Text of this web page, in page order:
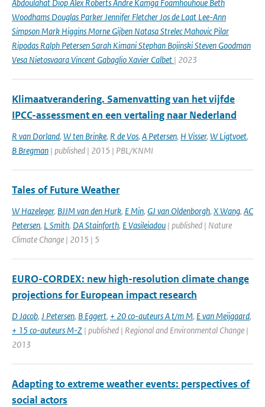
Abdoulahat Diop Alex Roberts Andre Kamga Foamhouhoue Beth
Woodhams Douglas Parker Jennifer Fletcher Jos de Laat Lee-Ann
Simpson Mark Higgins Morne Gijben Natasa Strelec Mahovic Pilar
Ripodas Ralph Petersen Sarah Kimani Stephan Bojinski Steven Goodman
Vesa Nietosvaara Vincent Gabaglio Xavier Calbet | 2023
Klimaatverandering. Samenvatting van het vijfde
IPCC-assessment en een vertaling naar Nederland
R van Dorland, W ten Brinke, R de Vos, A Petersen, H Visser, W Ligtvoet,
B Bregman | published | 2015 | PBL/KNMI
Tales of Future Weather
W Hazeleger, BJJM van den Hurk, E Min, GJ van Oldenborgh, X Wang, AC
Petersen, L Smith, DA Stainforth, E Vasileiadou | published | Nature
Climate Change | 2015 | 5
EURO-CORDEX: new high-resolution climate change
projections for European impact research
D Jacob, J Petersen, B Eggert, + 20 co-auteurs A t/m M, E van Meijgaard,
+ 15 co-auteurs M-Z | published | Regional and Environmental Change |
2013
Adapting to extreme weather events: perspectives of
social actors